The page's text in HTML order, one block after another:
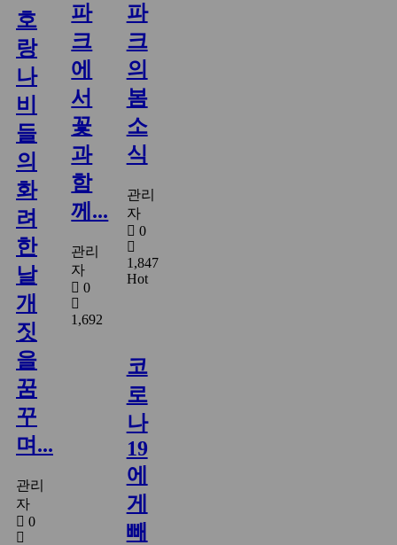
호
랑
나
비
들
의
화
려
한
날
개
짓
을
꿈
꾸
며...
관리
자
0
파
크
에
서
꽃
과
함
께...
관리
자
0
1,692
파
크
의
봄
소
식
관리
자
0
1,847
Hot
코
로
나
19
에
게
빼